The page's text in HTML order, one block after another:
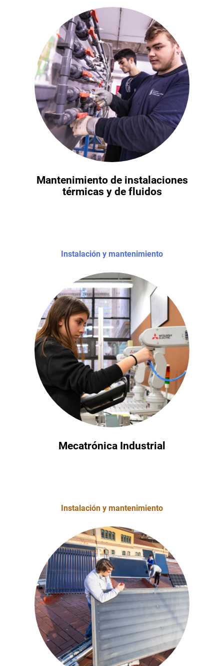
Mantenimiento de instalaciones
térmicas y de fluidos
Mecatrónica Industrial
Instalación y mantenimiento
Instalación y mantenimiento